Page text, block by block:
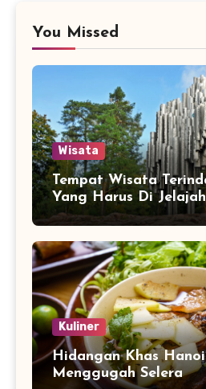
You Missed
Wisata
Tempat Wisata
Yang Harus Di
Kuliner
Hidangan Khas
Menggugah Selera